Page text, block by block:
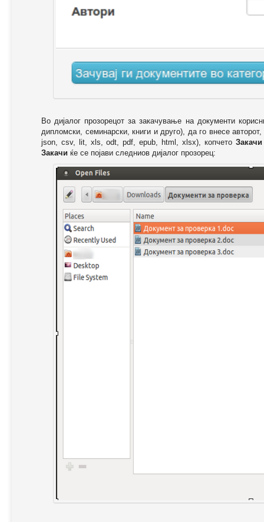
Во дијалог прозорецот за закачување на документи
дипломски, семинарски, книги и друго), да го внесе
json, csv, lit, xls, odt, pdf, epub, html, xlsx), копчето Закачи
Закачи ќе се појави следниов дијалог прозорец: